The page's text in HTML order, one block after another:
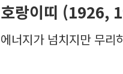
호랑이띠 (1926,
에너지가 넘치지만 무리